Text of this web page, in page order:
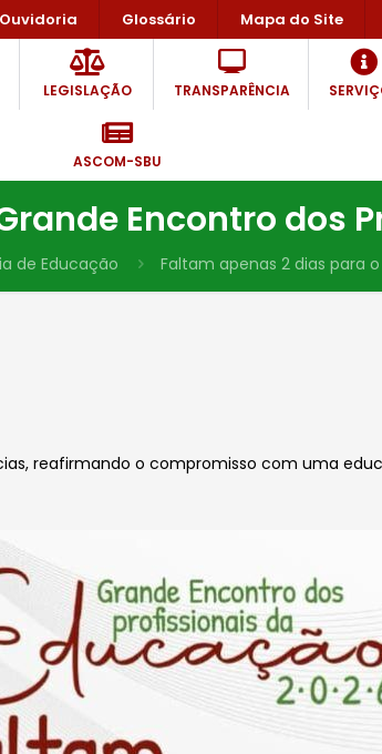
Ouvidoria Glossário Mapa do Site
LEGISLAÇÃO TRANSPARÊNCIA
ASCOM-SBU
Encontro dos
de Educação Faltam apenas 2 dias para
reafirmando o compromisso com uma